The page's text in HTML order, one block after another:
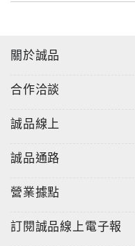
關於誠品
合作洽談
誠品線上
誠品通路
營業據點
訂閱誠品線上電子報